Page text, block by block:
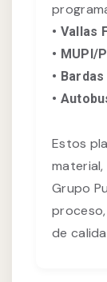
• Vallas
• MUPI/
•
•
Estos
Grupo
de